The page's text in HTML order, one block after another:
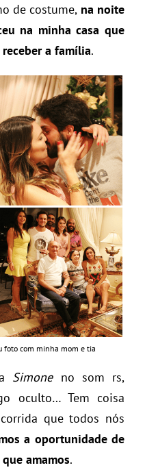
de costume, na noite
na minha casa que
a família.
foto com minha mom e tia
Simoneno som rs,
oculto… Tem coisa
que todos nós
a oportunidade de
amamos.